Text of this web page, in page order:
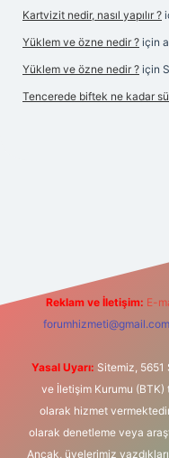
Kartvizit nedir, nasıl yapılır ?
Yüklem ve özne nedir ? için
Yüklem ve özne nedir ? için
Tencerede biftek ne kadar
Reklam ve İletişim: E-
forumhizmeti@gmail.com
Yasal Uyarı: Sitemiz, 5651
ve İletişim Kurumu (BTK)
olarak hizmet
olarak denetleme veya
Ancak, üyelerimiz